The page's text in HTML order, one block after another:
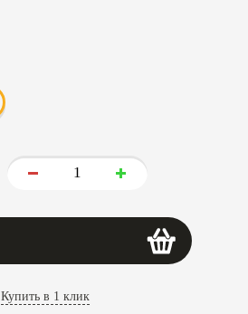
Купить в 1 клик